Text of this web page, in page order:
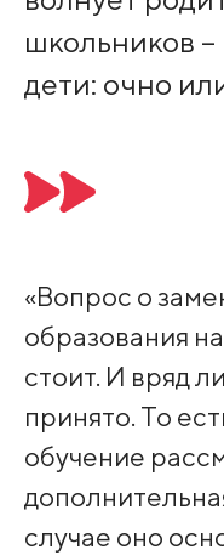
школьников –
дети: очно
«Вопрос о
образования
стоит. И вряд
принято. То
обучение
случае оно